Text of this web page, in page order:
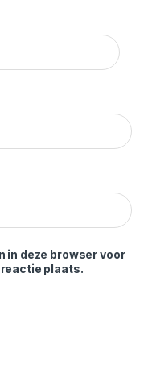
in deze browser voor
reactie plaats.